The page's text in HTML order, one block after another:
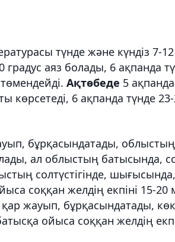
түнде және күндіз 7-
градус аяз болады, 6 ақпанда
Ақтөбеде 5
көрсетеді, 6 ақпанда түнде
бұрқасындатады,
ал облыстың батысында,
солтүстігінде, шығысында,
соққан желдің екпіні 15-
жауып, бұрқасындатады,
ойыса соққан желдің